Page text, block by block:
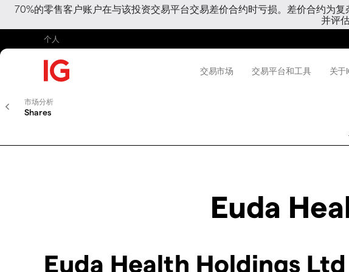
70%的零售客户账户在与该投资交易平台交易差价合约时亏损。差价合约为
并评
个人
交易市场 交易平台和工具 关于
市场分析
Shares
Euda
Euda Health Holdings